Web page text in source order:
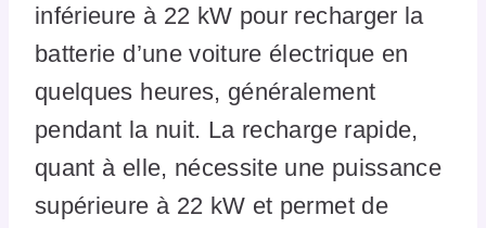
inférieure à 22 kW pour recharger la
batterie d’une voiture électrique en
quelques heures, généralement
pendant la nuit. La recharge rapide,
quant à elle, nécessite une puissance
supérieure à 22 kW et permet de